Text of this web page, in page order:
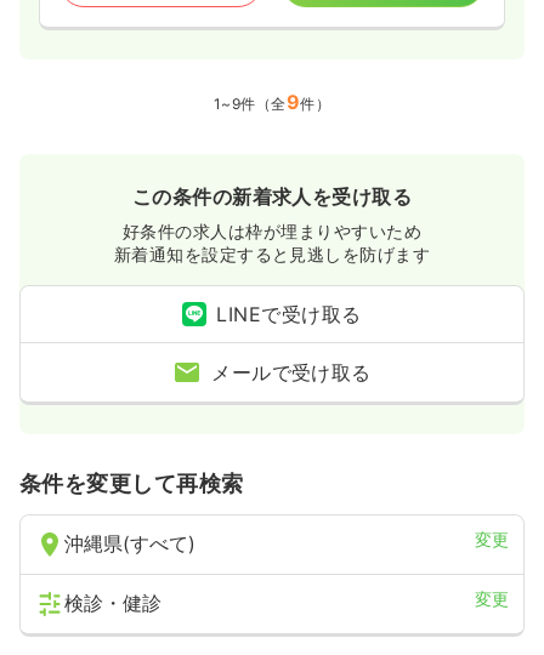
1~9件（全9件）
この条件の新着求人を受け取る
好条件の求人は枠が埋まりやすいため
新着通知を設定すると見逃しを防げます
LINEで受け取る
メールで受け取る
条件を変更して再検索
沖縄県(すべて) 変更
検診・健診 変更